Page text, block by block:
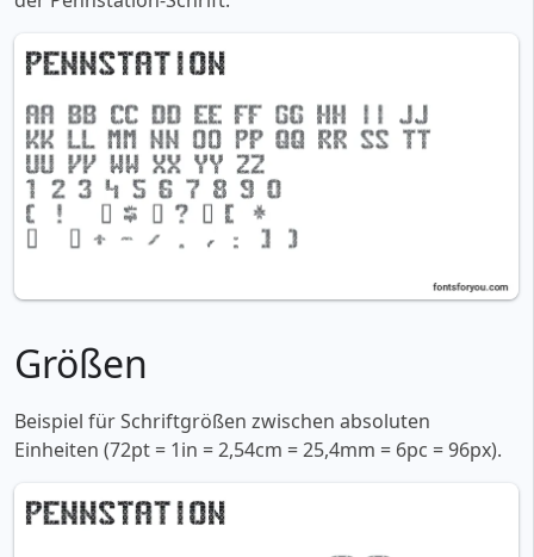
Größen
Beispiel für Schriftgrößen zwischen absoluten
Einheiten (72pt = 1in = 2,54cm = 25,4mm = 6pc = 96px).